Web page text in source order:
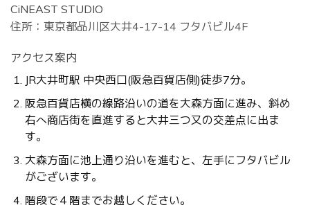
CiNEAST STUDIO
住所：東京都品川区大井4-17-14 フタバビル4F
アクセス案内
JR大井町駅 中央西口(阪急百貨店側)徒歩7分。
阪急百貨店横の線路沿いの道を大森方面に進み、斜め
右へ商店街を直進すると大井三つ又の交差点に出ま
す。
大森方面に池上通り沿いを進むと、左手にフタバビル
がございます。
階段で４階までお越しください。